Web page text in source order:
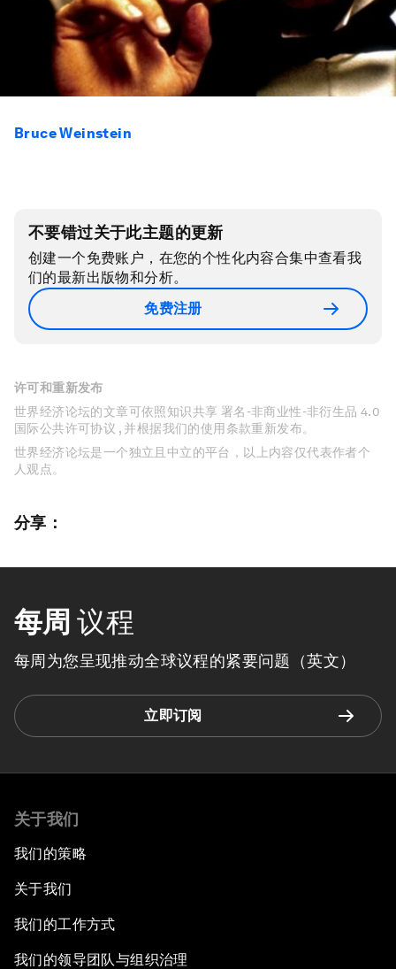
Bruce Weinstein
不要错过关于此主题的更新
创建一个免费账户，在您的个性化内容合集中查看我
们的最新出版物和分析。
免费注册
许可和重新发布
世界经济论坛的文章可依照知识共享 署名-非商业性-非衍生品 4.0
国际公共许可协议 , 并根据我们的使用条款重新发布。
世界经济论坛是一个独立且中立的平台，以上内容仅代表作者个
人观点。
分享：
每周 议程
每周为您呈现推动全球议程的紧要问题（英文）
立即订阅
关于我们
我们的策略
关于我们
我们的工作方式
我们的领导团队与组织治理